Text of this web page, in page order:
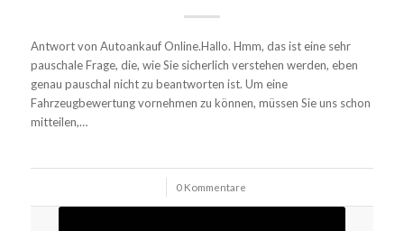
Antwort von Autoankauf Online.Hallo. Hmm, das ist eine sehr
pauschale Frage, die, wie Sie sicherlich verstehen werden, eben
genau pauschal nicht zu beantworten ist. Um eine
Fahrzeugbewertung vornehmen zu können, müssen Sie uns schon
mitteilen,…
0 Kommentare